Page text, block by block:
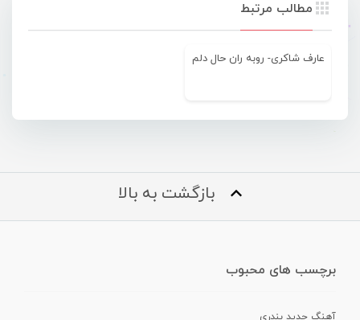
مطالب مرتبط
عارف شاکری- روبه ران حال دلم
بازگشت به بالا
برچسب های محبوب
آهنگ جدید بندری